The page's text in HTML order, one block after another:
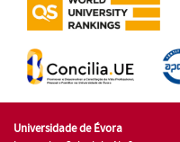
Universidade de Évora